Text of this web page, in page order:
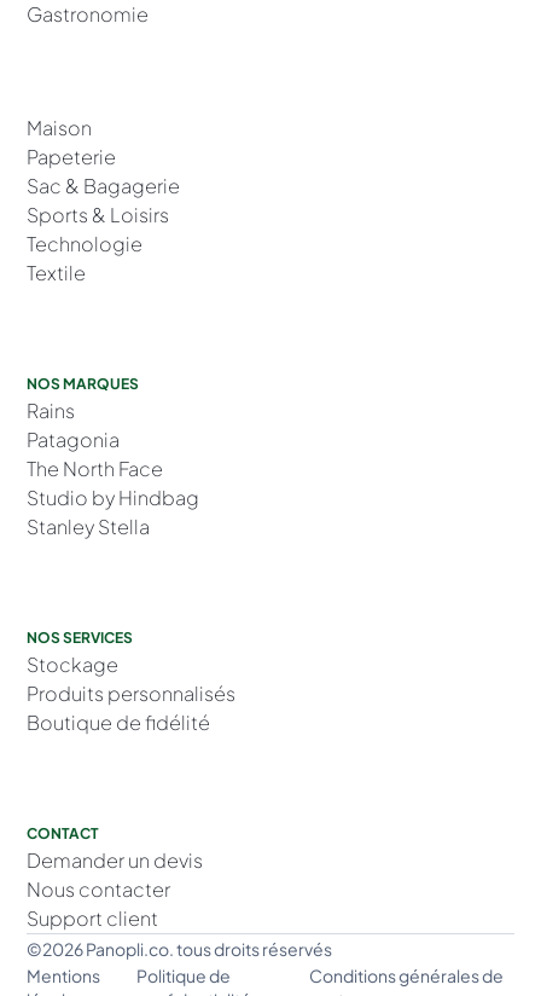
Gastronomie
Maison
Papeterie
Sac & Bagagerie
Sports & Loisirs
Technologie
Textile
NOS MARQUES
Rains
Patagonia
The North Face
Studio by Hindbag
Stanley Stella
NOS SERVICES
Stockage
Produits personnalisés
Boutique de fidélité
CONTACT
Demander un devis
Nous contacter
Support client
©2026 Panopli.co. tous droits réservés
Mentions
Politique de
Conditions générales de